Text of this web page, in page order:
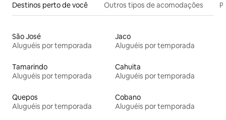
Destinos perto de você Outros tipos de acomodações
São José
Aluguéis por temporada
Jaco
Aluguéis por temporada
Tamarindo
Aluguéis por temporada
Cahuita
Aluguéis por temporada
Quepos
Aluguéis por temporada
Cobano
Aluguéis por temporada